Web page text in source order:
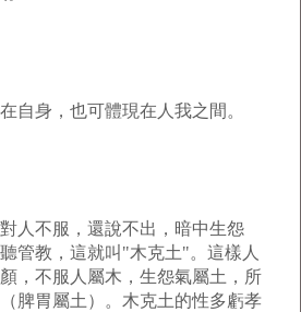
自身，也可體現在人我之間。
人不服，還說不出，暗中生怨
管教，這就叫"木克土"。這樣人
，不服人屬木，生怨氣屬土，所
脾胃屬土）。木克土的性多虧孝